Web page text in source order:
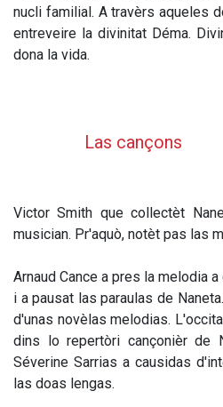
nucli familial. A travèrs aqueles
entreveire la divinitat Déma.
dona la vida.
Las cançons
Victor Smith que collectèt
musician. Pr'aquò, notèt pas las
Arnaud Cance a pres la melodia
i a pausat las paraulas de
d'unas novèlas melodias.
dins lo repertòri cançonièr de
Séverine Sarrias a causidas
las doas lengas.